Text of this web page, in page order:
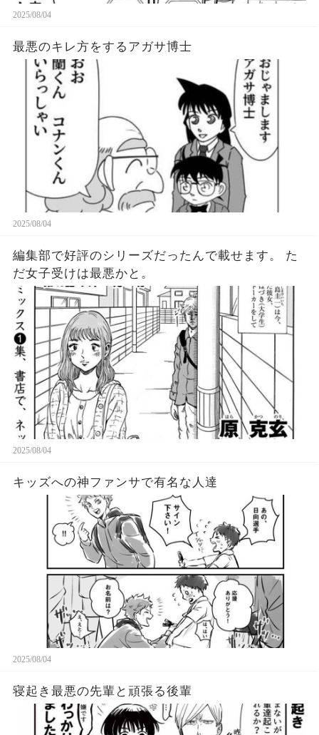
2025/08/04
最悪のキレ方をするアガサ博士
2025/08/04
編集部で好評のシリーズだったんで載せます。 た
だ女子受けは最悪かと。
2025/08/04
キッズへの神ファンサで有名な人達
2025/08/04
寝起き最悪の先輩と頑張る後輩